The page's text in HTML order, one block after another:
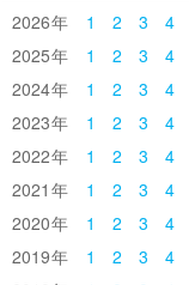
2026 1 2 3 4
2025
1 2 3 4
2024
1 2 3 4
2023
1 2 3 4
2022
1 2 3 4
2021
1 2 3 4
2020
1 2 3 4
2019
1 2 3 4